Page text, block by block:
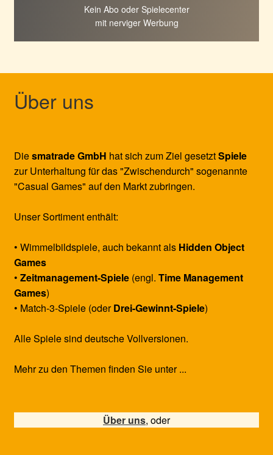
Kein Abo oder Spielecenter
mit nerviger Werbung
Über uns
Diesmatrade GmbH hat sich zum Ziel gesetztSpiele
zur Unterhaltung für das "Zwischendurch" sogenannte
"Casual Games" auf den Markt zubringen.
Unser Sortiment enthält:
• Wimmelbildspiele, auch bekannt als Hidden Object
Games
• Zeitmanagement-Spiele(engl. Time Management
Games)
• Match-3-Spiele (oderDrei-Gewinnt-Spiele)
Alle Spiele sind deutsche Vollversionen.
Mehr zu den Themen finden Sie unter ...
Über uns, oder